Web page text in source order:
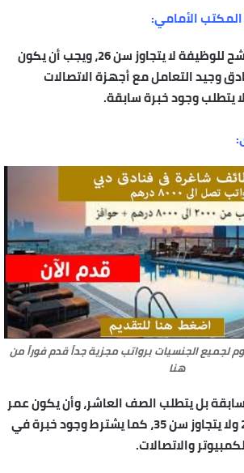
الأمامي:
يتطلب أن يكون المرشح للوظيفة لا يتجاوز سن 26، ويجب أن يكون
وجيد التعامل مع أجهزة الاتصالات
يتطلب وجود خبرة سابقة.
لجميع الجنسيات برواتب مجزية جداً قدم فوراً من
هنا
بل يتطلب الصف العاشر، وأن يكون عمر
المرشح لا يقل عن 20 ولا يتجاوز سن 35، كما يشترط وجود خبرة في
والاتصالات.